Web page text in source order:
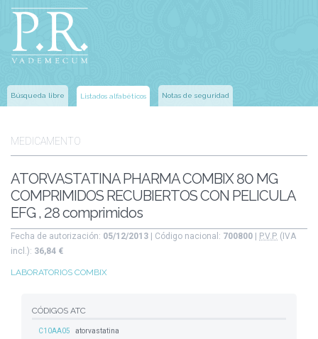
Búsqueda libre Listados alfabéticos Notas de seguridad
MEDICAMENTO
ATORVASTATINA PHARMA COMBIX 80 MG
COMPRIMIDOS RECUBIERTOS CON PELICULA
EFG , 28 comprimidos
Fecha de autorización: 05/12/2013 | Código nacional: 700800 P.V.P. (IVA
incl.): 36,84 €
LABORATORIOS COMBIX
CÓDIGOS ATC
C10AA05 atorvastatina